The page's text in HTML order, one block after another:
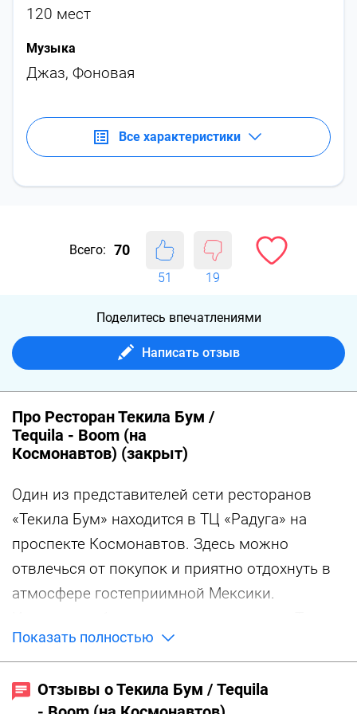
120 мест
Музыка
Джаз, Фоновая
Все характеристики
Всего: 70
51 19
Поделитесь впечатлениями
Написать отзыв
Про Ресторан Текила Бум /
Tequila - Boom (на
Космонавтов) (закрыт)
Один из представителей сети ресторанов
«Текила Бум» находится в ТЦ «Радуга» на
проспекте Космонавтов. Здесь можно
отвлечься от покупок и приятно отдохнуть в
атмосфере гостеприимной Мексики.
Бум» на Космонавтов выполнен в присущей
для Мексики цветовой палитре,
заимствованной у природы: кирпичный,
Показать полностью
Отзывы о Текила Бум / Tequila